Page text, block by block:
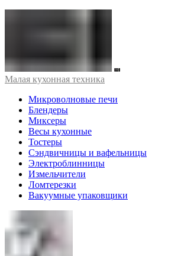
Малая кухонная техника
Микроволновые печи
Блендеры
Миксеры
Весы кухонные
Тостеры
Сэндвичницы и вафельницы
Электроблинницы
Измельчители
Ломтерезки
Вакуумные упаковщики